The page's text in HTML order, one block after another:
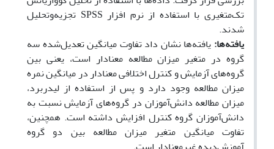
تک‌متغیری با استفاده از نرم افزار SPSS تجزیه‌وتحلیل
شدند.
یافته‌‌ها: یافته‌‌ها نشان داد تفاوت میانگین تعدیل‌شده سه
گروه در متغیر میزان مطالعهمعنادار است، یعنی بین
گروه‌‌های آزمایش و کنترل اختلافی معنادار در میانگین نمره
میزان مطالعه وجود دارد و پس از استفاده از لیدربرد،
میزان مطالعه دانش‌آموزان در گروه‌‌های آزمایش نسبت به
دانش‌آموزان گروه کنترل افزایش داشته است. همچنین،
تفاوت میانگین متغیر میزان مطالعه بین دو گروه